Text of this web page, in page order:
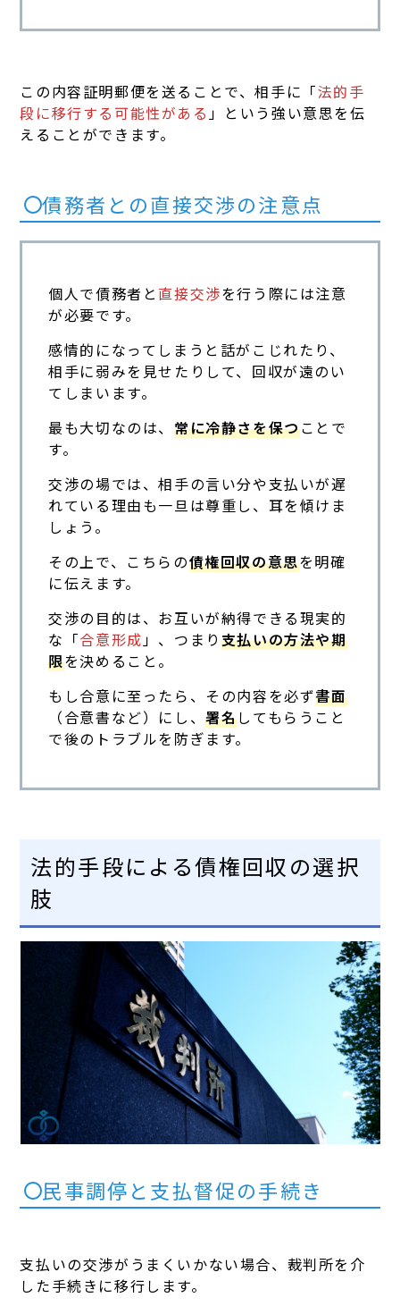
この内容証明郵便を送ることで、相手に「法的手
段に移行する可能性がある」という強い意思を伝
えることができます。
債務者との直接交渉の注意点
個人で債務者と 直接交渉を行う際には注意
が必要です。
感情的になってしまうと話がこじれたり、
相手に弱みを見せたりして、回収が遠のい
てしまいます。
最も大切なのは、 常に冷静さを保つことで
す。
交渉の場では、相手の言い分や支払いが遅
れている理由も一旦は尊重し、耳を傾けま
しょう。
その上で、こちらの債権回収の意思を明確
に伝えます。
交渉の目的は、お互いが納得できる現実的
な「合意形成 」、つまり 支払いの方法や期
限を決めること。
もし合意に至ったら、その内容を必ず書面
（合意書など）にし、署名してもらうこと
で後のトラブルを防ぎます。
法的手段による債権回収の選択
肢
民事調停と支払督促の手続き
支払いの交渉がうまくいかない場合、裁判所を介
した手続きに移行します。